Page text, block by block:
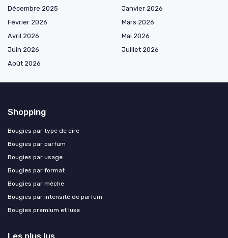
Décembre 2025
Janvier 2026
Février 2026
Mars 2026
Avril 2026
Mai 2026
Juin 2026
Juillet 2026
Août 2026
Shopping
Bougies par type de cire
Bougies par parfum
Bougies par usage
Bougies par format
Bougies par mèche
Bougies par intensité de parfum
Bougies premium et luxe